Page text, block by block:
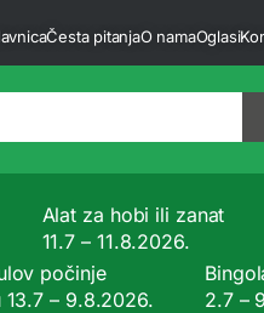
Česta pitanjaO namaOglasi
Alat za hobi ili zanat
11.7 – 11.8.2026.
počinje
13.7 – 9.8.2026.
2.7 –